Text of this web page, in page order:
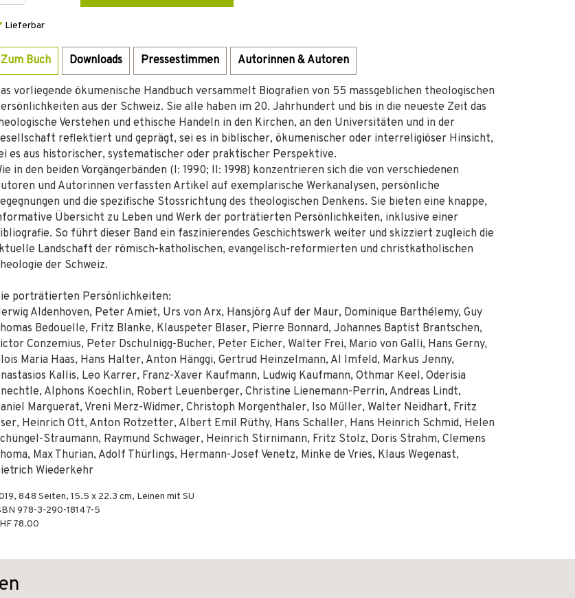
Lieferbar
Zum Buch Downloads Pressestimmen Autorinnen & Autoren
vorliegende ökumenische Handbuch versammelt Biografien von 55 massgeblichen theologischen
aus der Schweiz. Sie alle haben im 20. Jahrhundert und bis in die neueste Zeit das
Verstehen und ethische Handeln in den Kirchen, an den Universitäten und in der
reflektiert und geprägt, sei es in biblischer, ökumenischer oder interreligiöser Hinsicht,
es aus historischer, systematischer oder praktischer Perspektive.
in den beiden Vorgängerbänden (I: 1990; II: 1998) konzentrieren sich die von verschiedenen
und Autorinnen verfassten Artikel auf exemplarische Werkanalysen, persönliche
und die spezifische Stossrichtung des theologischen Denkens. Sie bieten eine knappe,
Übersicht zu Leben und Werk der porträtierten Persönlichkeiten, inklusive einer
So führt dieser Band ein faszinierendes Geschichtswerk weiter und skizziert zugleich die
Landschaft der römisch-katholischen, evangelisch-reformierten und christkatholischen
der Schweiz.
porträtierten Persönlichkeiten:
Aldenhoven, Peter Amiet, Urs von Arx, Hansjörg Auf der Maur, Dominique Barthélemy, Guy
Bedouelle, Fritz Blanke, Klauspeter Blaser, Pierre Bonnard, Johannes Baptist Brantschen,
Conzemius, Peter Dschulnigg-Bucher, Peter Eicher, Walter Frei, Mario von Galli, Hans Gerny,
Maria Haas, Hans Halter, Anton Hänggi, Gertrud Heinzelmann, Al Imfeld, Markus Jenny,
Kallis, Leo Karrer, Franz-Xaver Kaufmann, Ludwig Kaufmann, Othmar Keel, Oderisia
Alphons Koechlin, Robert Leuenberger, Christine Lienemann-Perrin, Andreas Lindt,
Marguerat, Vreni Merz-Widmer, Christoph Morgenthaler, Iso Müller, Walter Neidhart, Fritz
Heinrich Ott, Anton Rotzetter, Albert Emil Rüthy, Hans Schaller, Hans Heinrich Schmid, Helen
Straumann, Raymund Schwager, Heinrich Stirnimann, Fritz Stolz, Doris Strahm, Clemens
Max Thurian, Adolf Thürlings, Hermann-Josef Venetz, Minke de Vries, Klaus Wegenast,
Wiederkehr
, 848 Seiten, 15.5 x 22.3 cm, Leinen mit SU
978-3-290-18147-5
78.00